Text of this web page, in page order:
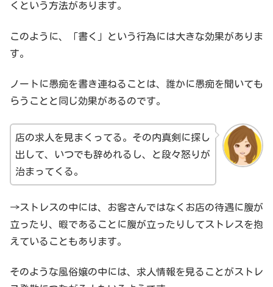
くという方法があります。
このように、「書く」という行為には大きな効果がありま
す。
ノートに愚痴を書き連ねることは、誰かに愚痴を聞いても
らうことと同じ効果があるのです。
店の求人を見まくってる。その内真剣に探し
出して、いつでも辞めれるし、と段々怒りが
治まってくる。
→ストレスの中には、お客さんではなくお店の待遇に腹が
立ったり、暇であることに腹が立ったりしてストレスを抱
えていることもあります。
そのような風俗嬢の中には、求人情報を見ることがストレ